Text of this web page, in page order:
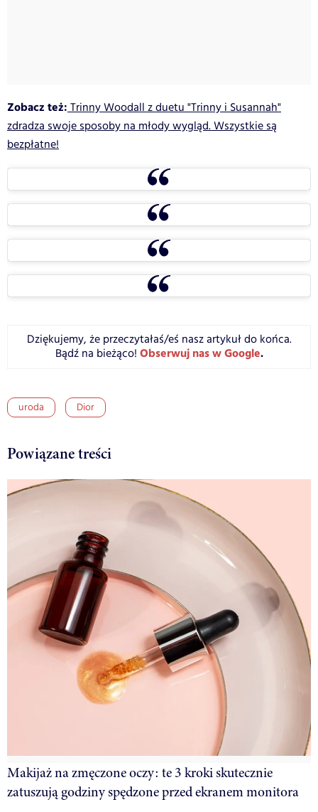
Zobacz też: Trinny Woodall z duetu "Trinny i Susannah"
zdradza swoje sposoby na młody wygląd. Wszystkie są
bezpłatne!
Dziękujemy, że przeczytałaś/eś nasz artykuł do końca.
Bądź na bieżąco! Obserwuj nas w Google.
uroda Dior
Powiązane treści
Makijaż na zmęczone oczy: te 3 kroki skutecznie
zatuszują godziny spędzone przed ekranem monitora